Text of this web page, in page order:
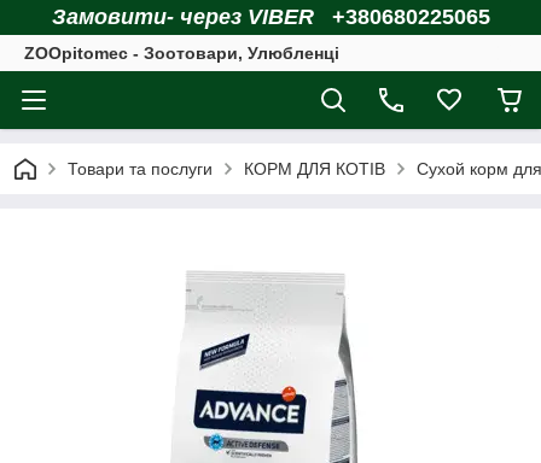
Замовити- через VIBER +380680225065
ZOOpitomec - Зоотовари, Улюбленці
Товари та послуги КОРМ ДЛЯ КОТІВ Сухой корм